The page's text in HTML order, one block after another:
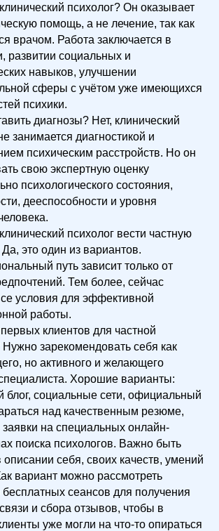
психолог? Он оказывает
помощь, а не лечение, так как
врачом. Работа заключается в
развитии социальных и
навыков, улучшении
сферы с учётом уже имеющихся
психики.
диагнозы? Нет, клинический
занимается диагностикой и
психическим расстройств. Но он
свою экспертную оценку
психологического состояния,
дееспособности и уровня
психолог вести частную
Да, это один из вариантов.
путь зависит только от
Тем более, сейчас
условия для эффективной
работы.
клиентов для частной
Нужно зарекомендовать себя как
но активного и желающего
Хорошие варианты:
блог, социальные сети, официальный
над качественным резюме,
заявки на специальных онлайн-
поиска психологов. Важно быть
себя, своих качеств, умений
вариант можно рассмотреть
бесплатных сеансов для получения
и сбора отзывов, чтобы в
уже могли на что-то опираться